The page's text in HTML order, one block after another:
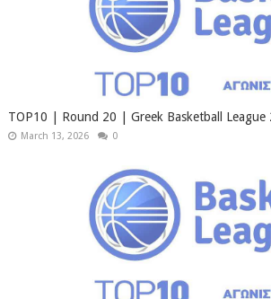
TOP10 | Round 20 | Greek Basketball League
March 13, 2026 0